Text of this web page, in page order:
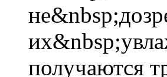
получаются